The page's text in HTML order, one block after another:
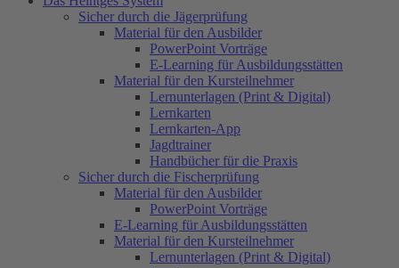
Sicher durch die Jägerprüfung
Material für den Ausbilder
PowerPoint Vorträge
E-Learning für Ausbildungsstätten
Material für den Kursteilnehmer
Lernunterlagen (Print & Digital)
Lernkarten
Lernkarten-App
Jagdtrainer
Handbücher für die Praxis
Sicher durch die Fischerprüfung
Material für den Ausbilder
PowerPoint Vorträge
E-Learning für Ausbildungsstätten
Material für den Kursteilnehmer
Lernunterlagen (Print & Digital)